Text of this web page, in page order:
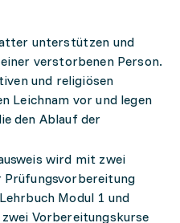
unterstützen und
verstorbenen Person.
und religiösen
Leichnam vor und legen
den Ablauf der
wird mit zwei
Prüfungsvorbereitung
Modul 1 und
Vorbereitungskurse